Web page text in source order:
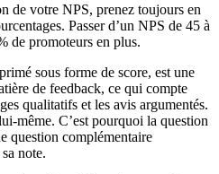
de votre NPS, prenez toujours en
Passer d’un NPS de 45 à
de promoteurs en plus.
sous forme de score, est une
de feedback, ce qui compte
qualitatifs et les avis argumentés.
même. C’est pourquoi la question
question complémentaire
note.